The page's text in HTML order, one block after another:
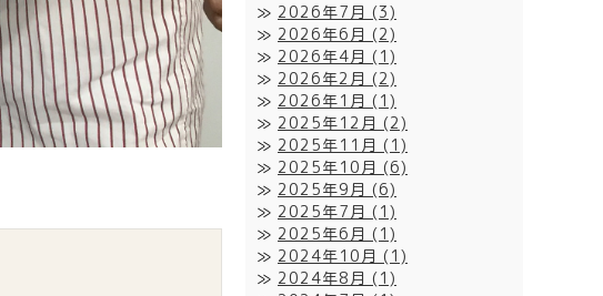
2026年7月 (3)
2026年6月 (2)
2026年4月 (1)
2026年2月 (2)
2026年1月 (1)
2025年12月 (2)
2025年11月 (1)
2025年10月 (6)
2025年9月 (6)
2025年7月 (1)
2025年6月 (1)
2024年10月 (1)
2024年8月 (1)